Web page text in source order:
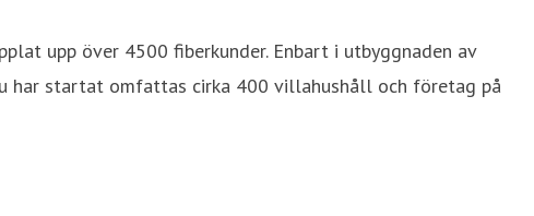
upp över 4500 fiberkunder. Enbart i utbyggnaden av
har startat omfattas cirka 400 villahushåll och företag på